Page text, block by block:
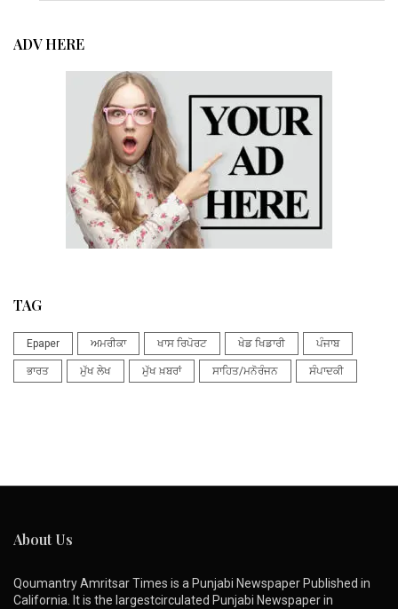
ADV HERE
TAG
Epaper ਅਮਰੀਕਾ ਖਾਸ ਰਿਪੋਰਟ ਖੇਡ ਖਿਡਾਰੀ ਪੰਜਾਬ
ਭਾਰਤ ਮੁੱਖ ਲੇਖ ਮੁੱਖ ਖ਼ਬਰਾਂ ਸਾਹਿਤ/ਮਨੋਰੰਜਨ ਸੰਪਾਦਕੀ
About Us
Qoumantry Amritsar Times is a Punjabi Newspaper Published in
California. It is the largestcirculated Punjabi Newspaper in